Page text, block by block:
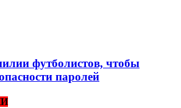
футболистов, чтобы
паролей